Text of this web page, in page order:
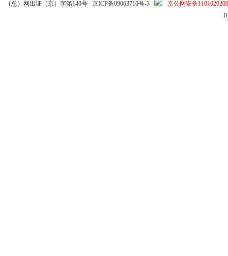
（总）网出证（京）字第140号 京ICP备09063710号-3
京公网安备